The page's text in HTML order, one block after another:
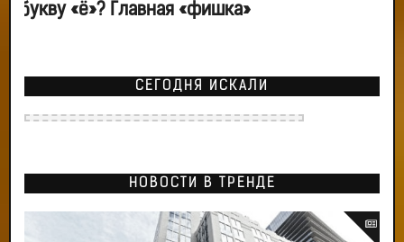
букву «ё»? Главная «фишка»
СЕГОДНЯ ИСКАЛИ
НОВОСТИ В ТРЕНДЕ